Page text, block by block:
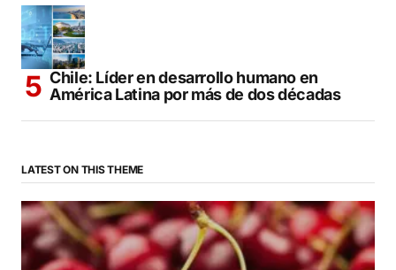
Chile: Líder en desarrollo humano en
América Latina por más de dos décadas
LATEST ON THIS THEME